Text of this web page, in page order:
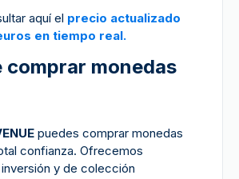
aquí el precio actualizado
en tiempo real.
comprar monedas
puedes comprar monedas
confianza. Ofrecemos
y de colección